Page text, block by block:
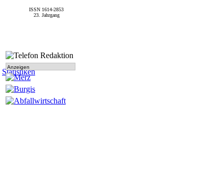
Anzeigen
ISSN 1614-2853
23. Jahrgang
Statistiken